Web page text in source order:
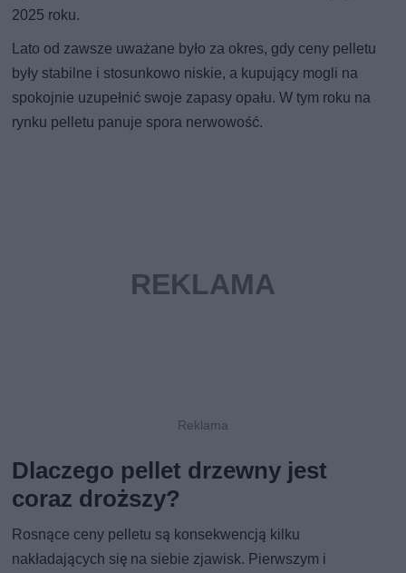
2025 roku.
Lato od zawsze uważane było za okres, gdy ceny pelletu
były stabilne i stosunkowo niskie, a kupujący mogli na
spokojnie uzupełnić swoje zapasy opału. W tym roku na
rynku pelletu panuje spora nerwowość.
Dlaczego pellet drzewny jest
coraz droższy?
Rosnące ceny pelletu są konsekwencją kilku
nakładających się na siebie zjawisk. Pierwszym i